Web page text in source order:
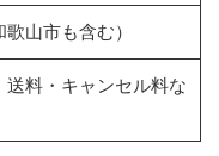
山市も含む）
料・キャンセル料な